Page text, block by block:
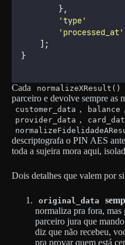
        },
'type'
' processed_at'
    ];
}
Cada normalizeXResult()
parceiro e devolve sempre as
customer_data , balance ,
provider_data ,
descriptografa o PIN AES
toda a sujeira mora aqui,
Dois detalhes que valem por
original_data
normaliza pra fora,
parceiro jura que
diz que não recebeu,
pra provar quem está